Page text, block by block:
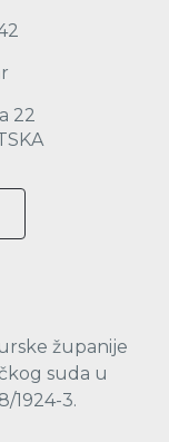
22
županije
suda u
1924-3.